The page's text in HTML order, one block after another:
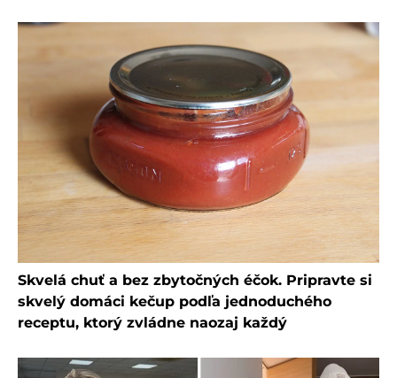
Skvelá chuť a bez zbytočných éčok. Pripravte si
skvelý domáci kečup podľa jednoduchého
receptu, ktorý zvládne naozaj každý